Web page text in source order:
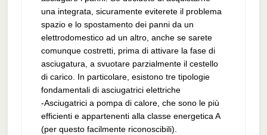
una integrata, sicuramente eviterete il problema
spazio e lo spostamento dei panni da un
elettrodomestico ad un altro, anche se sarete
comunque costretti, prima di attivare la fase di
asciugatura, a svuotare parzialmente il cestello
di carico. In particolare, esistono tre tipologie
fondamentali di asciugatrici elettriche
-Asciugatrici a pompa di calore, che sono le più
efficienti e appartenenti alla classe energetica A
(per questo facilmente riconoscibili).